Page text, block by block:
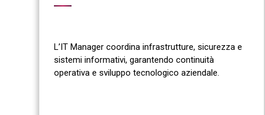
L’IT Manager coordina infrastrutture, sicurezza e
sistemi informativi, garantendo continuità
operativa e sviluppo tecnologico aziendale.